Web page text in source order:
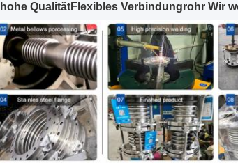
QualitätFlexibles Verbindungrohr Wir